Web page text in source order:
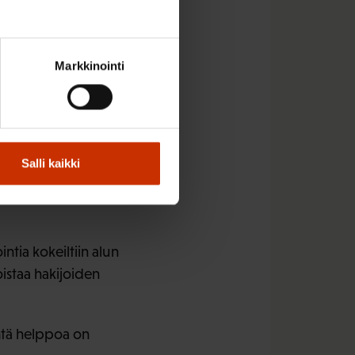
Markkinointi
Salli kaikki
2019, ja 2023
JHL:n
kokeiltiin alun
hakijoiden
helppoa on